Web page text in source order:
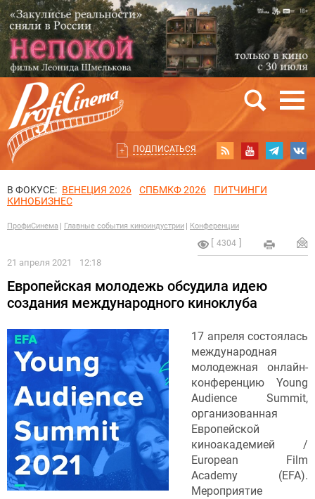
ПОДПИСАТЬСЯ
В ФОКУСЕ: ВЕНЕЦИЯ 2026 СПБМКФ 2026
ПИТЧИНГИ
КИНОБИЗНЕС
ПрофиСинема Главные события киноиндустрии Конференции
4304
21 апреля 2021 12:18
Европейская молодежь обсудила идею
создания международного киноклуба
17 апреля состоялась
международная
молодежная онлайн-
конференцию Young
Audience Summit,
организованная
Европейской
киноакадемией /
European Film
Academy (EFA).
Мероприятие